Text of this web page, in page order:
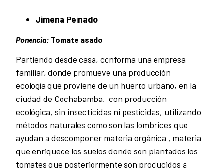
Jimena Peinado
Ponencia: Tomate asado
Partiendo desde casa, conforma una empresa
familiar, donde promueve una producción
ecología que proviene de un huerto urbano, en la
ciudad de Cochabamba, con producción
ecológica, sin insecticidas ni pesticidas, utilizando
métodos naturales como son las lombrices que
ayudan a descomponer materia orgánica , materia
que enriquece los suelos donde son plantados los
tomates que posteriormente son producidos a